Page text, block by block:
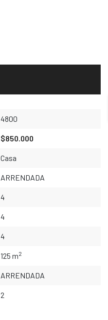
4800
$850.000
Casa
ARRENDADA
4
4
4
125 m2
ARRENDADA
2